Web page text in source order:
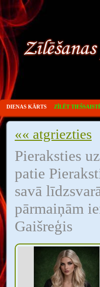
DIENAS KĀRTS ZĪLĒT
«« atgriezties
Pieraksties
patie
savā
pārmaiņām
Gaišreģis